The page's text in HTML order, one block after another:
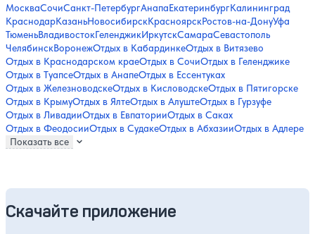
МоскваСочиСанкт-ПетербургАнапаЕкатеринбургКалининград
КраснодарКазаньНовосибирскКрасноярскРостов-на-ДонуУфа
ТюменьВладивостокГеленджикИркутскСамараСевастополь
ЧелябинскВоронежОтдых в КабардинкеОтдых в Витязево
Отдых в Краснодарском краеОтдых в СочиОтдых в Геленджике
Отдых в ТуапсеОтдых в АнапеОтдых в Ессентуках
Отдых в ЖелезноводскеОтдых в КисловодскеОтдых в Пятигорске
Отдых в КрымуОтдых в ЯлтеОтдых в АлуштеОтдых в Гурзуфе
Отдых в ЛивадииОтдых в ЕвпаторииОтдых в Саках
Отдых в ФеодосииОтдых в СудакеОтдых в АбхазииОтдых в Адлере
Показать все
Скачайте приложение